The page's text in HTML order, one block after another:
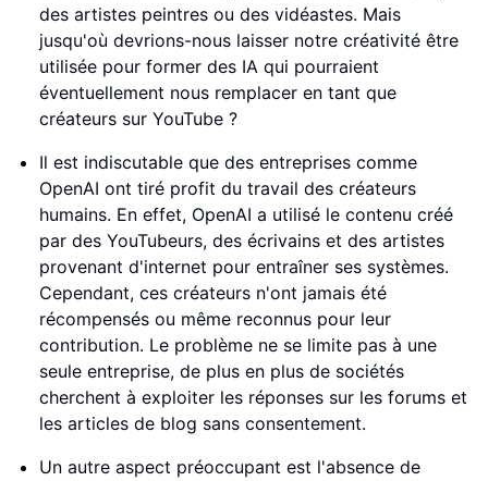
des artistes peintres ou des vidéastes. Mais
jusqu'où devrions-nous laisser notre créativité être
utilisée pour former des IA qui pourraient
éventuellement nous remplacer en tant que
créateurs sur YouTube ?
Il est indiscutable que des entreprises comme
OpenAI ont tiré profit du travail des créateurs
humains. En effet, OpenAI a utilisé le contenu créé
par des YouTubeurs, des écrivains et des artistes
provenant d'internet pour entraîner ses systèmes.
Cependant, ces créateurs n'ont jamais été
récompensés ou même reconnus pour leur
contribution. Le problème ne se limite pas à une
seule entreprise, de plus en plus de sociétés
cherchent à exploiter les réponses sur les forums et
les articles de blog sans consentement.
Un autre aspect préoccupant est l'absence de